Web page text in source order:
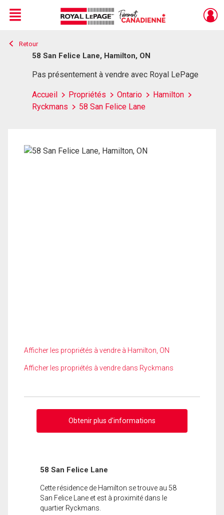
Live
En Direct
Menu
Retour
58 San Felice Lane, Hamilton, ON
Pas présentement à vendre avec Royal LePage
Accueil Propriétés Ontario
Hamilton
Ryckmans
58 San Felice Lane
Afficher les propriétés à vendre à Hamilton, ON
Afficher les propriétés à vendre dans Ryckmans
Obtenir plus d'informations
58 San Felice Lane
Cette résidence de Hamilton se trouve au 58
San Felice Lane et est à proximité dans le
quartier Ryckmans.